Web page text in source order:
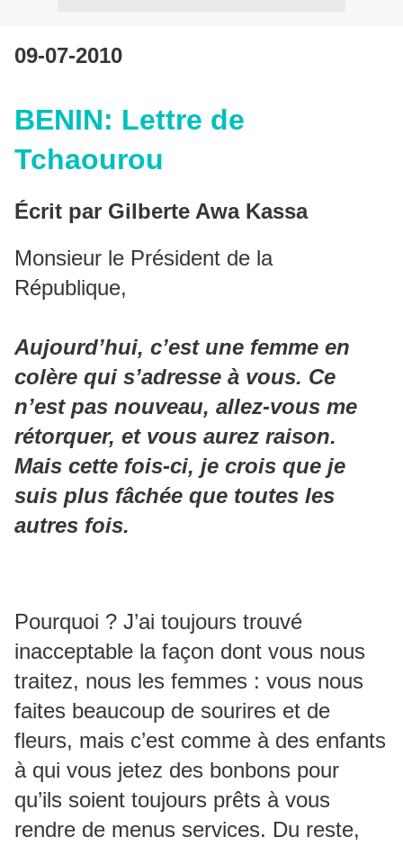
09-07-2010
BENIN: Lettre de
Tchaourou
Écrit par Gilberte Awa Kassa
Monsieur le Président de la
République,
Aujourd’hui, c’est une femme en
colère qui s’adresse à vous. Ce
n’est pas nouveau, allez-vous me
rétorquer, et vous aurez raison.
Mais cette fois-ci, je crois que je
suis plus fâchée que toutes les
autres fois.
Pourquoi ? J’ai toujours trouvé
inacceptable la façon dont vous nous
traitez, nous les femmes : vous nous
faites beaucoup de sourires et de
fleurs, mais c’est comme à des enfants
à qui vous jetez des bonbons pour
qu’ils soient toujours prêts à vous
rendre de menus services. Du reste,